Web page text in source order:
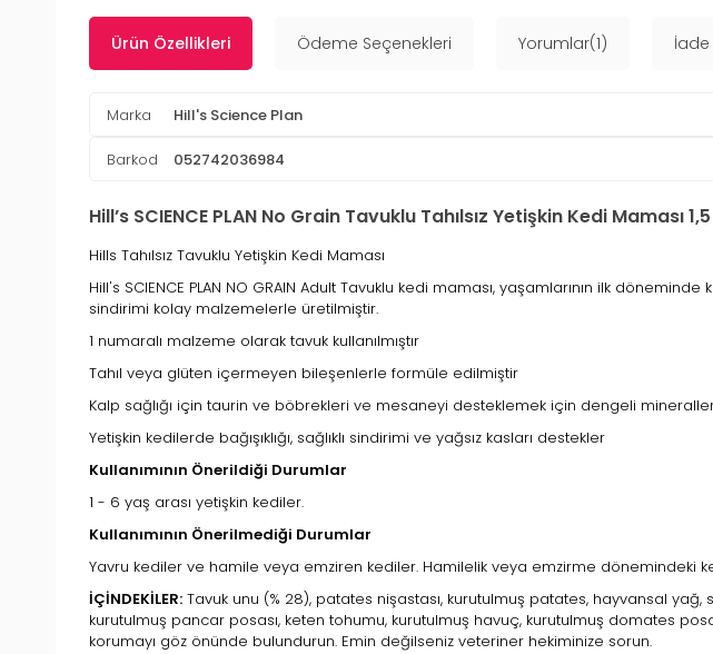
Ürün Özellikleri Ödeme Seçenekleri Yorumlar(1) İade
Marka Hill's Science Plan
Barkod 052742036984
Hill’s SCIENCE PLAN No Grain Tavuklu Tahılsız Yetişkin Kedi Maması
Hills Tahılsız Tavuklu Yetişkin Kedi Maması
Hill's SCIENCE PLAN NO GRAIN Adult Tavuklu kedi maması, yaşamlarının ilk
sindirimi kolay malzemelerle üretilmiştir.
1 numaralı malzeme olarak tavuk kullanılmıştır
Tahıl veya glüten içermeyen bileşenlerle formüle edilmiştir
Kalp sağlığı için taurin ve böbrekleri ve mesaneyi desteklemek için dengeli
Yetişkin kedilerde bağışıklığı, sağlıklı sindirimi ve yağsız kasları destekler
Kullanımının Önerildiği Durumlar
1 - 6 yaş arası yetişkin kediler.
Kullanımının Önerilmediği Durumlar
Yavru kediler ve hamile veya emziren kediler. Hamilelik veya emzirme dönemindeki
İÇİNDEKİLER: Tavuk unu (% 28), patates nişastası, kurutulmuş patates, hayvansal
kurutulmuş pancar posası, keten tohumu, kurutulmuş havuç, kurutulmuş domates
korumayı göz önünde bulundurun. Emin değilseniz veteriner hekiminize sorun.